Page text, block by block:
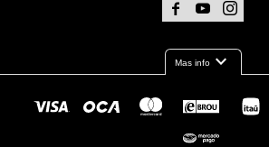
  
Mas infoexpand_more